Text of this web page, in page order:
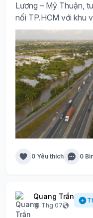
Lương – Mỹ Thuận,
nối TP.HCM với khu
0 Yêu thích 0
Quang Trần
16 Thg 07